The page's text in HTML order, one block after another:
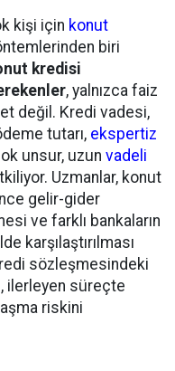
kişi için konut
biri
kredisi
, yalnızca faiz
değil. Kredi vadesi,
tutarı, ekspertiz
unsur, uzun vadeli
Uzmanlar, konut
gelir-gider
ve farklı bankaların
karşılaştırılması
sözleşmesindeki
ilerleyen süreçte
riskini